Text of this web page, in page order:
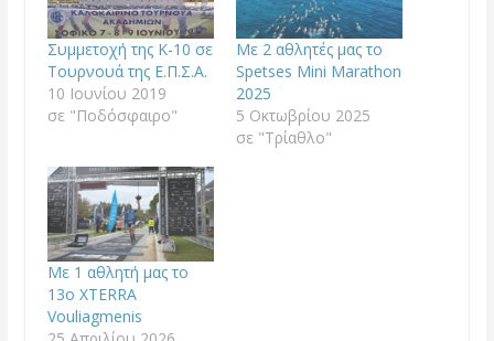
Συμμετοχή της Κ-10 σε
Τουρνουά της Ε.Π.Σ.Α.
10 Ιουνίου 2019
σε "Ποδόσφαιρο"
Με 2 αθλητές μας το
Spetses Mini Marathon
2025
5 Οκτωβρίου 2025
σε "Τρίαθλο"
Με 1 αθλητή μας το
13o XTERRA
Vouliagmenis